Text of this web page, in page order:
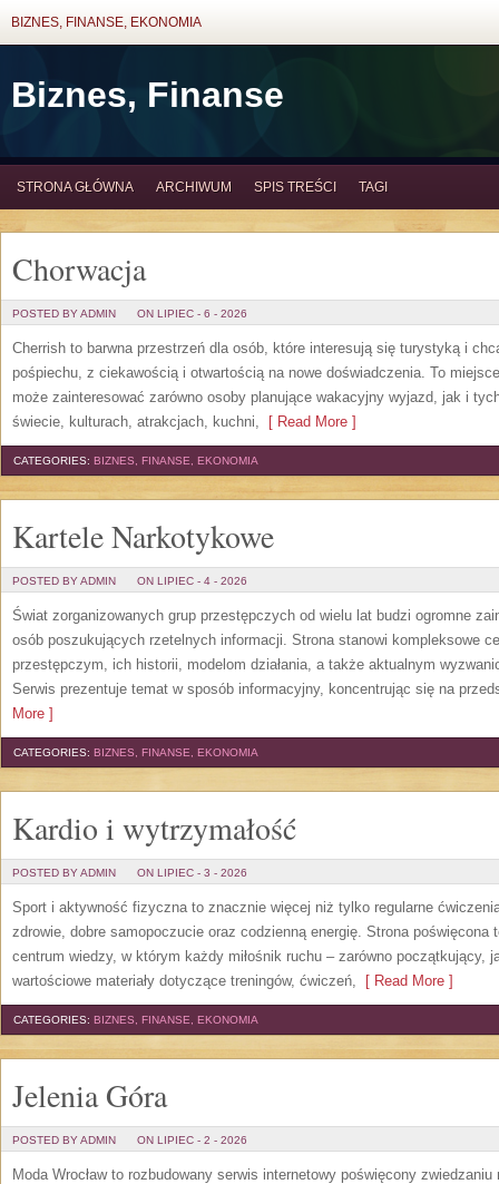
BIZNES, FINANSE, EKONOMIA
Biznes, Finanse
STRONA GŁÓWNA ARCHIWUM SPIS TREŚCI TAGI
Chorwacja
POSTED BY ADMIN ON LIPIEC - 6 - 2026
Cherrish to barwna przestrzeń dla osób, które interesują się turystyką i
pośpiechu, z ciekawością i otwartością na nowe doświadczenia. To
może zainteresować zarówno osoby planujące wakacyjny wyjazd, jak i
świecie, kulturach, atrakcjach, kuchni, [ Read More ]
CATEGORIES: BIZNES, FINANSE, EKONOMIA
Kartele Narkotykowe
POSTED BY ADMIN ON LIPIEC - 4 - 2026
Świat zorganizowanych grup przestępczych od wielu lat budzi ogromne
osób poszukujących rzetelnych informacji. Strona stanowi kompleksowe
przestępczym, ich historii, modelom działania, a także aktualnym
Serwis prezentuje temat w sposób informacyjny, koncentrując się na
More ]
CATEGORIES: BIZNES, FINANSE, EKONOMIA
Kardio i wytrzymałość
POSTED BY ADMIN ON LIPIEC - 3 - 2026
Sport i aktywność fizyczna to znacznie więcej niż tylko regularne
zdrowie, dobre samopoczucie oraz codzienną energię. Strona poświęcona
centrum wiedzy, w którym każdy miłośnik ruchu – zarówno początkujący,
wartościowe materiały dotyczące treningów, ćwiczeń, [ Read More ]
CATEGORIES: BIZNES, FINANSE, EKONOMIA
Jelenia Góra
POSTED BY ADMIN ON LIPIEC - 2 - 2026
Moda Wrocław to rozbudowany serwis internetowy poświęcony